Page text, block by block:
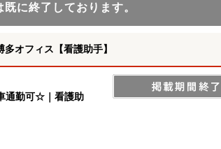
に終了しております。
オフィス【看護助手】
通勤可☆｜看護助